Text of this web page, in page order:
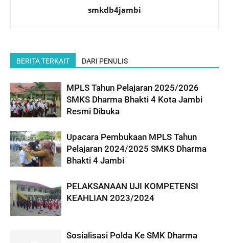
smkdb4jambi
BERITA TERKAIT DARI PENULIS
MPLS Tahun Pelajaran 2025/2026
SMKS Dharma Bhakti 4 Kota Jambi
Resmi Dibuka
Upacara Pembukaan MPLS Tahun
Pelajaran 2024/2025 SMKS Dharma
Bhakti 4 Jambi
PELAKSANAAN UJI KOMPETENSI
KEAHLIAN 2023/2024
Sosialisasi Polda Ke SMK Dharma